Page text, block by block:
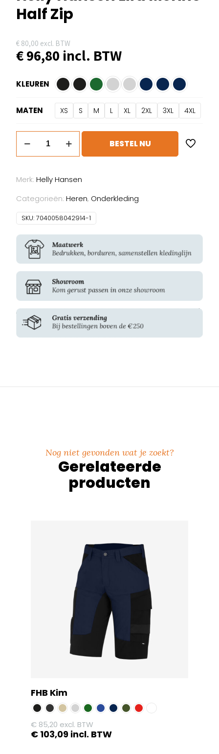
Half Zip
€ 80,00 excl. BTW
€96,80 incl. BTW
KLEUREN
MATEN XS S M L XL 2XL 3XL 4XL
Lifa
Half
Zip
BESTEL NU
Merk: Helly Hansen
Categorieën: Heren, Onderkleding
SKU: 7040058042914-1
Nog niet gevonden wat je zoekt?
Gerelateerde
producten
FHB Kim
€ 85,20 excl. BTW
€ 103,09 incl. BTW